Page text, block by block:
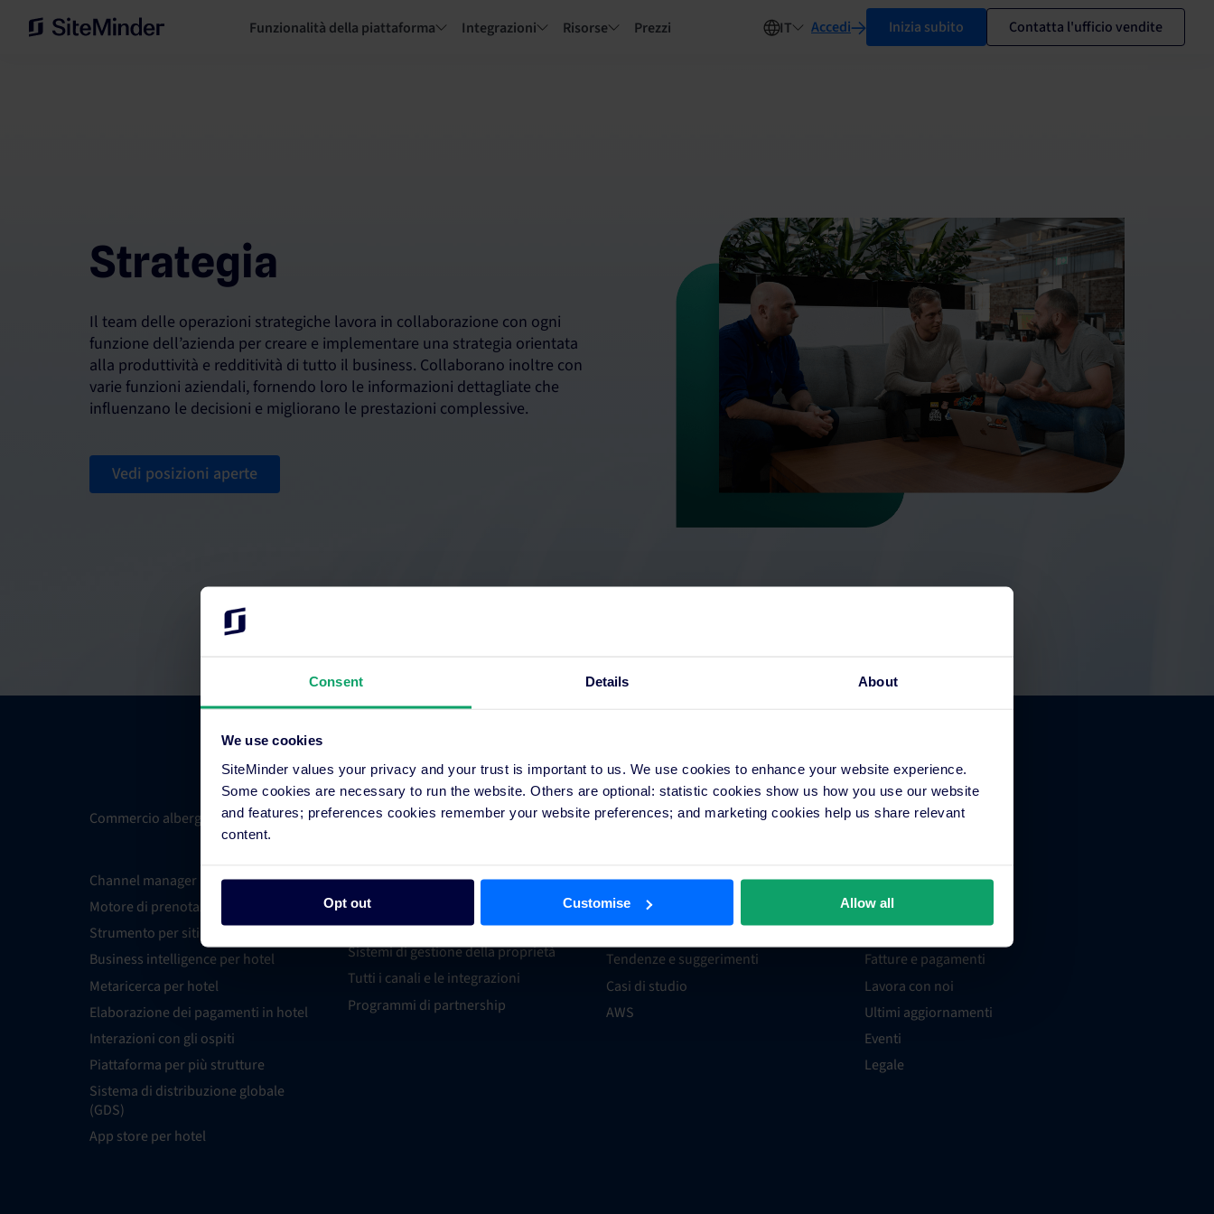
Consent Details About
We use cookies
SiteMinder values your privacy and your trust is important to us. We use cookies to enhance your website experience.
Some cookies are necessary to run the website. Others are optional: statistic cookies show us how you use our website
and features; preferences cookies remember your website preferences; and marketing cookies help us share relevant
content.
Opt out Customise Allow all
Funzionalità della piattaforma Integrazioni Risorse Prezzi IT Accedi Inizia subito Contatta l'ufficio vendite
Strategia
Il team delle operazioni strategiche lavora in collaborazione con ogni
funzione dell’azienda per creare e implementare una strategia orientata
alla produttività e redditività di tutto il business. Collaborano inoltre con
varie funzioni aziendali, fornendo loro le informazioni dettagliate che
influenzano le decisioni e migliorano le prestazioni complessive.
Vedi posizioni aperte
Commercio alberghiero
Channel manager per hotel
Motore di prenotazione
Strumento per siti web
Business intelligence per hotel
Metaricerca per hotel
Elaborazione dei pagamenti in hotel
Interazioni con gli ospiti
Piattaforma per più strutture
Sistema di distribuzione globale
(GDS)
App store per hotel
Integrazioni
Candidatura partner per le
integrazioni
Esperti
Sistemi di gestione della proprietà
Tutti i canali e le integrazioni
Programmi di partnership
Risorse
Distribuzione
Tecnologia
Tendenze e suggerimenti
Casi di studio
AWS
Azienda
Chi siamo
Contatti
Fatture e pagamenti
Lavora con noi
Ultimi aggiornamenti
Eventi
Legale